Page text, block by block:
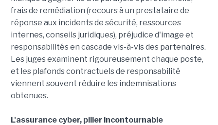
frais de remédiation (recours à un prestataire de
réponse aux incidents de sécurité, ressources
internes, conseils juridiques), préjudice d'image et
responsabilités en cascade vis-à-vis des partenaires.
Les juges examinent rigoureusement chaque poste,
et les plafonds contractuels de responsabilité
viennent souvent réduire les indemnisations
obtenues.
L'assurance cyber, pilier incontournable